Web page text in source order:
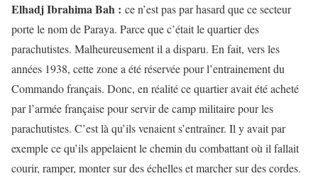
Elhadj Ibrahima Bah : ce n’est pas par hasard que ce secteur
porte le nom de Paraya. Parce que c’était le quartier des
parachutistes. Malheureusement il a disparu. En fait, vers les
années 1938, cette zone a été réservée pour l’entrainement du
Commando français. Donc, en réalité ce quartier avait été acheté
par l’armée française pour servir de camp militaire pour les
parachutistes. C’est là qu’ils venaient s’entraîner. Il y avait par
exemple ce qu’ils appelaient le chemin du combattant où il fallait
courir, ramper, monter sur des échelles et marcher sur des cordes.